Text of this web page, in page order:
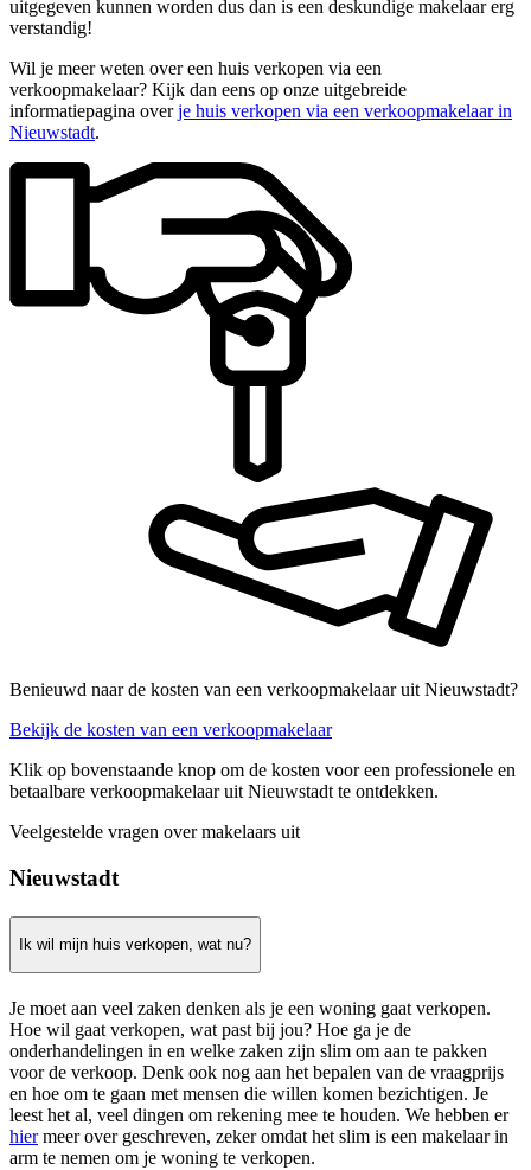
uitgegeven kunnen worden dus dan is een deskundige makelaar erg
verstandig!
Wil je meer weten over een huis verkopen via een
verkoopmakelaar? Kijk dan eens op onze uitgebreide
informatiepagina overje huis verkopen via een verkoopmakelaar in
Nieuwstadt.
Benieuwd naar de kosten van een verkoopmakelaar uit Nieuwstadt?
Bekijk de kosten van een verkoopmakelaar
Klik op bovenstaande knop om de kosten voor een professionele en
betaalbare verkoopmakelaar uit Nieuwstadt te ontdekken.
Veelgestelde vragen over makelaars uit
Nieuwstadt
Ik wil mijn huis verkopen, wat nu?
Je moet aan veel zaken denken als je een woning gaat verkopen.
Hoe wil gaat verkopen, wat past bij jou? Hoe ga je de
onderhandelingen in en welke zaken zijn slim om aan te pakken
voor de verkoop. Denk ook nog aan het bepalen van de vraagprijs
en hoe om te gaan met mensen die willen komen bezichtigen. Je
leest het al, veel dingen om rekening mee te houden. We hebben er
hiermeer over geschreven, zeker omdat het slim is een makelaar in
arm te nemen om je woning te verkopen.